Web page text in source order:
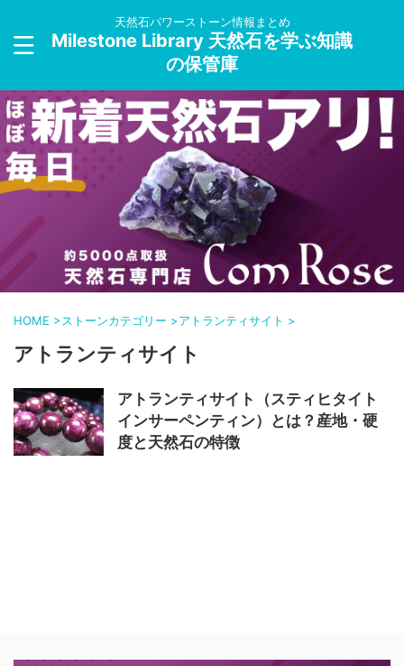
天然石パワーストーン情報まとめ
Milestone Library 天然石を学ぶ知識
の保管庫
HOME >ストーンカテゴリー >アトランティサイト >
アトランティサイト
アトランティサイト（スティヒタイト
インサーペンティン）とは？産地・硬
度と天然石の特徴